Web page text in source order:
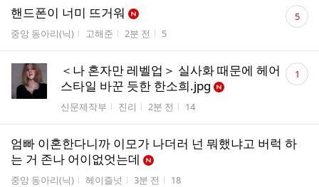
핸드폰이 너미 뜨거워
게시판명
중앙 동아리(닉) 작성자
고해준 작성시간
2분 전 조회수
5
댓
글 5
＜나 혼자만 레벨업＞ 실사화 때문에 헤어
스타일 바꾼 듯한 한소희.jpg
게시판명
신문제작부 작성자
진리 작성시간
2분 전 조회수
14
댓
글 1
엄빠 이혼한다니까 이모가 나더러 넌 뭐했냐고 버럭 하
는 거 존나 어이없엇는데
게시판명
중앙 동아리(닉) 작성자
헤이즐넛 작성시간
3분 전 조회수
18